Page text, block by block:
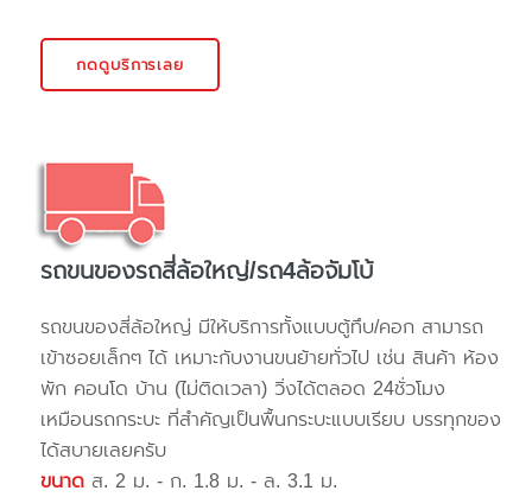
กดดูบริการเลย
รถขนของรถสี่ล้อใหญ่/รถ4ล้อจัมโบ้
รถขนของสี่ล้อใหญ่ มีให้บริการทั้งแบบตู้ทึบ/คอก สามารถ
เข้าซอยเล็กๆ ได้ เหมาะกับงานขนย้ายทั่วไป เช่น สินค้า ห้อง
พัก คอนโด บ้าน (ไม่ติดเวลา) วิ่งได้ตลอด 24ชั่วโมง
เหมือนรถกระบะ ที่สำคัญเป็นพื้นกระบะแบบเรียบ บรรทุกของ
ได้สบายเลยครับ
ขนาด ส. 2 ม. - ก. 1.8 ม. - ล. 3.1 ม.